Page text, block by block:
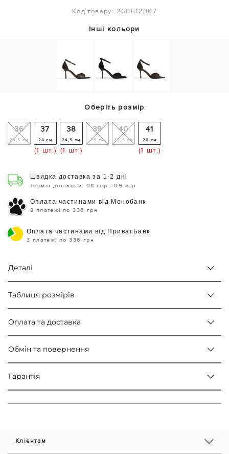
Код товару: 260612007
Інші кольори
Оберіть розмір
36
23,5 см
37
24 см
(1 шт.)
38
24,5 см
(1 шт.)
39
25 см
40
25,5 см
41
26 см
(1 шт.)
Швидка доставка за 1-2 дні
Термін доставки: 08 сер - 09 сер
Оплата частинами від Монобанк
3 платежі по 336 грн
Оплата частинами від ПриватБанк
3 платежі по 336 грн
Деталі
Таблиця розмірів
Оплата та доставка
Обмін та повернення
Гарантія
Клієнтам